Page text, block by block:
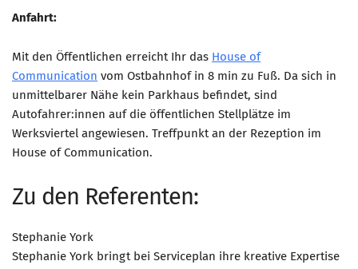
MCM Club TV
MITGLIEDSCHAFT
Mitglied werden
AKTUELLES
Anfahrt:
Mit den Öffentlichen erreicht Ihr das House of
Communication vom Ostbahnhof in 8 min zu Fuß. Da sich in
unmittelbarer Nähe kein Parkhaus befindet, sind
Autofahrer:innen auf die öffentlichen Stellplätze im
Werksviertel angewiesen. Treffpunkt an der Rezeption im
House of Communication.
Zu den Referenten:
Stephanie York
Stephanie York bringt bei Serviceplan ihre kreative Expertise